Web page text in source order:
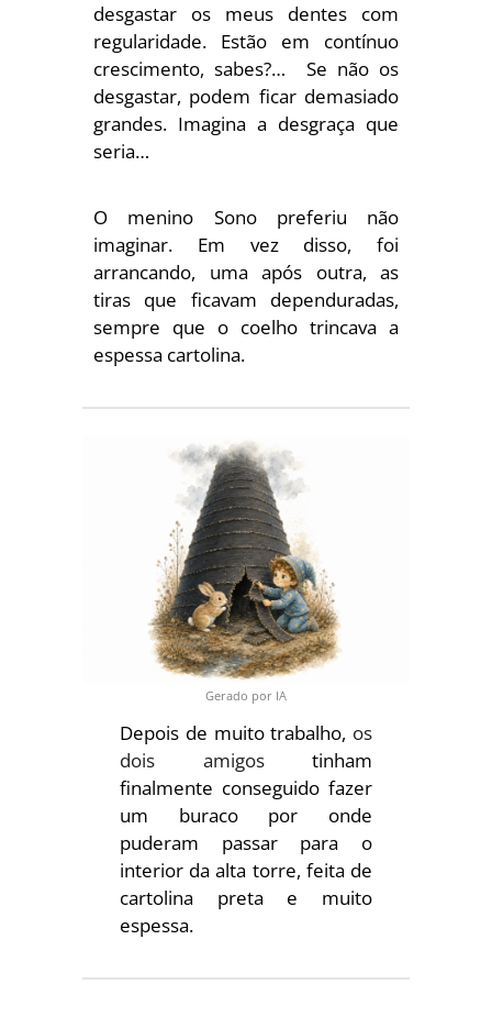
desgastar os meus dentes com
regularidade. Estão em contínuo
crescimento, sabes?… Se não os
desgastar, podem ficar demasiado
grandes. Imagina a desgraça que
seria…
O menino Sono preferiu não
imaginar. Em vez disso, foi
arrancando, uma após outra, as
tiras que ficavam dependuradas,
sempre que o coelho trincava a
espessa cartolina.
Depois de muito trabalho, os
dois amigostinham
finalmente conseguido fazer
um buraco por onde
puderam passar para o
interior da alta torre, feita de
cartolina preta e muito
espessa.
Gerado por IA